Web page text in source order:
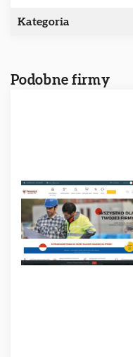
Kategoria
Podobne firmy